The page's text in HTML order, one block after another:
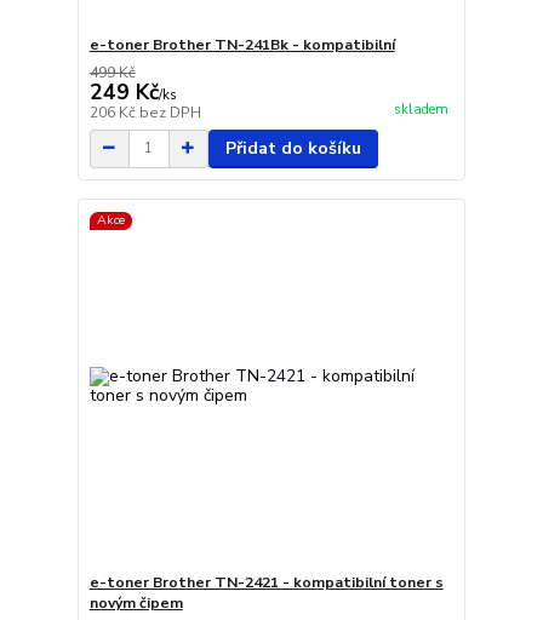
e-toner Brother TN-241Bk - kompatibilní
499 Kč
249 Kč/ks
206 Kč bez DPH skladem
Přidat do košíku
Akce
e-toner Brother TN-2421 - kompatibilní toner s
novým čipem